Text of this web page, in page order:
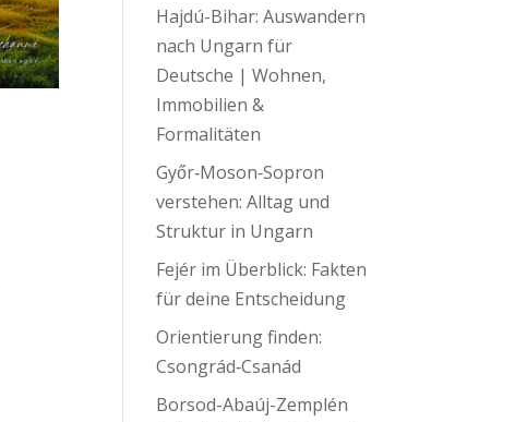
Hajdú-Bihar: Auswandern
nach Ungarn für
Deutsche | Wohnen,
Immobilien &
Formalitäten
Győr‑Moson‑Sopron
verstehen: Alltag und
Struktur in Ungarn
Fejér im Überblick: Fakten
für deine Entscheidung
Orientierung finden:
Csongrád‑Csanád
Borsod-Abaúj-Zemplén